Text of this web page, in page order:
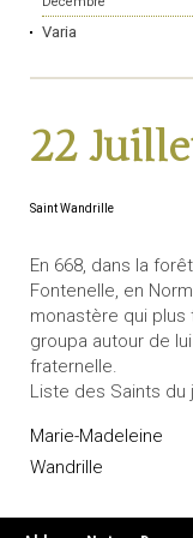
Varia
22
Saint Wandrille
En 668, dans la
Fontenelle, en
monastère qui plus
groupa autour de
fraternelle.
Liste des Saints du
Marie-Madeleine
Wandrille